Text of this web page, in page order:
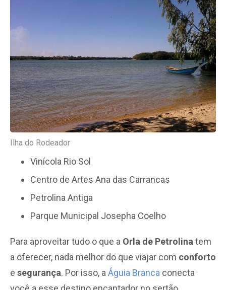
Ilha do Rodeador
Vinícola Rio Sol
Centro de Artes Ana das Carrancas
Petrolina Antiga
Parque Municipal Josepha Coelho
Para aproveitar tudo o que a Orla de Petrolina tem
a oferecer, nada melhor do que viajar com conforto
e segurança. Por isso, a Águia Branca conecta